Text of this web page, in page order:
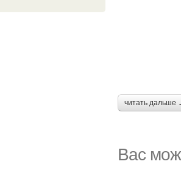
читать дальше
Вас